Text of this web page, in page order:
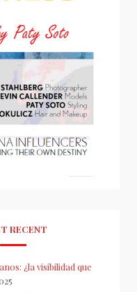
RECENT
¿la visibilidad que